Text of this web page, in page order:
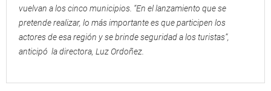
vuelvan a los cinco municipios. “En el lanzamiento que se
pretende realizar, lo más importante es que participen los
actores de esa región y se brinde seguridad a los turistas”,
anticipó la directora, Luz Ordoñez.